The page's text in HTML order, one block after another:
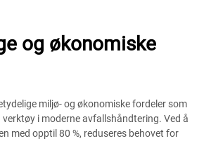
og økonomiske
miljø- og økonomiske fordeler som
i moderne avfallshåndtering. Ved å
med opptil 80 %, reduseres behovet for